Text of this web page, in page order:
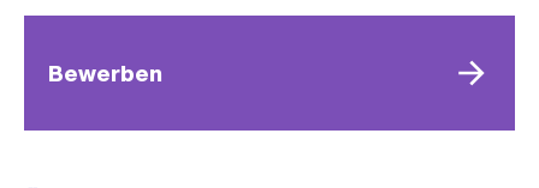
Bewerben